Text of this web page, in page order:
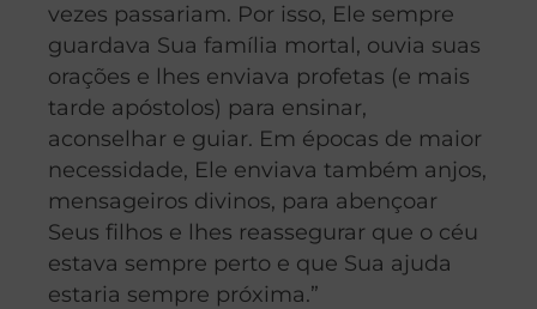
vezes passariam. Por isso, Ele sempre
guardava Sua família mortal, ouvia suas
orações e lhes enviava profetas (e mais
tarde apóstolos) para ensinar,
aconselhar e guiar. Em épocas de maior
necessidade, Ele enviava também anjos,
mensageiros divinos, para abençoar
Seus filhos e lhes reassegurar que o céu
estava sempre perto e que Sua ajuda
estaria sempre próxima.”